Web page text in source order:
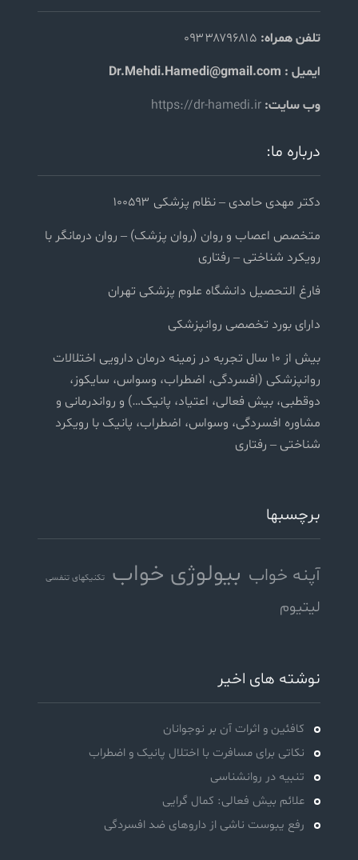
تلفن همراه: ۰۹۳۳۸۷۹۶۸۱۵
ایمیل : Dr.Mehdi.Hamedi@gmail.com
وب سایت: https://dr-hamedi.ir
درباره ما:
دکتر مهدی حامدی – نظام پزشکی ۱۰۰۵۹۳
متخصص اعصاب و روان (روان پزشک) – روان درمانگر با
رویکرد شناختی – رفتاری
فارغ التحصیل دانشگاه علوم پزشکی تهران
دارای بورد تخصصی روانپزشکی
بیش از ۱۰ سال تجربه در زمینه درمان دارویی اختلالات
روانپزشکی (افسردگی، اضطراب، وسواس، سایکوز،
دوقطبی، بیش فعالی، اعتیاد، پانیک…) و رواندرمانی و
مشاوره افسردگی، وسواس، اضطراب، پانیک با رویکرد
شناختی – رفتاری
برچسبها
آپنه خواب بیولوژی خواب تکنیکهای تنفسی
لیتیوم
نوشته های اخیر
کافئین و اثرات آن بر نوجوانان
نکاتی برای مسافرت با اختلال پانیک و اضطراب
تنبیه در روانشناسی
علائم بیش فعالی: کمال گرایی
رفع یبوست ناشی از داروهای ضد افسردگی